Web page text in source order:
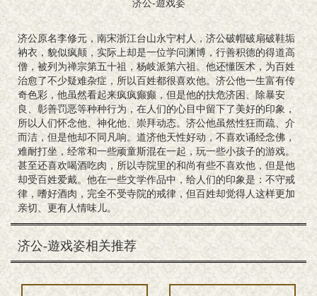
济公-遊戏姿
济公原名李修元，南宋浙江台山永宁村人，济公破帽破扇破鞋垢
衲衣，貌似疯颠，实际上却是一位学问渊博，行善积德的得道高
僧，被列为禅宗第五十祖，杨岐派第六祖。他还懂医术，为百姓
治愈了不少疑难杂症，所以百姓都很喜欢他。济公他一生富有传
奇色彩，他虽然看起来疯疯癫癫，但是他的扶危济困、除暴安
良、彰善罚恶等种种行为，在人们的心目中留下了美好的印象，
所以人们怀念他、神化他、崇拜动态。济公他虽然性狂而疏、介
而洁，但是他却不同凡响。道济他天性好动，不喜欢诵经念佛，
难耐打坐，经常和一些顽童斯混在一起，玩一些小孩子的游戏。
甚至还喜欢喝酒吃肉，所以寺院里的和尚有些不喜欢他，但是他
却受百姓爱戴。他在一些文学作品中，给人们的印象是：不守戒
律，嗜好酒肉，完全不受寺院的戒律，但百姓却觉得人这样更加
亲切、更有人情味儿。
济公-遊戏姿相关推荐